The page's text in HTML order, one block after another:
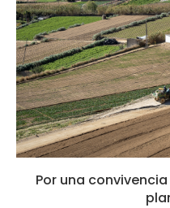
Por una